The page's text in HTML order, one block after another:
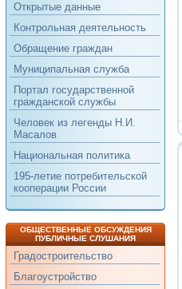
Открытые данные
Контрольная деятельность
Обращение граждан
Муниципальная служба
Портал государственной
гражданской службы
Человек из легенды Н.И.
Масалов
Национальная политика
195-летие потребительской
кооперации России
ОБЩЕСТВЕННЫЕ ОБСУЖДЕНИЯ
ПУБЛИЧНЫЕ СЛУШАНИЯ
Градостроительство
Благоустройство